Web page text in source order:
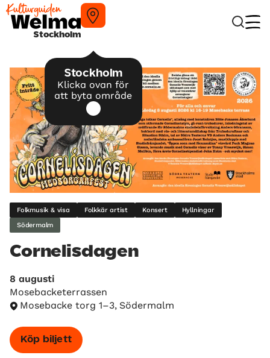
Stockholm
Stockholm
Klicka ovan för
att byta område
Folkmusik & visa Folkkär artist Konsert
Hyllningar
Södermalm
Cornelisdagen
8 augusti
Mosebacketerrassen
Mosebacke torg 1–3, Södermalm
Köp biljett